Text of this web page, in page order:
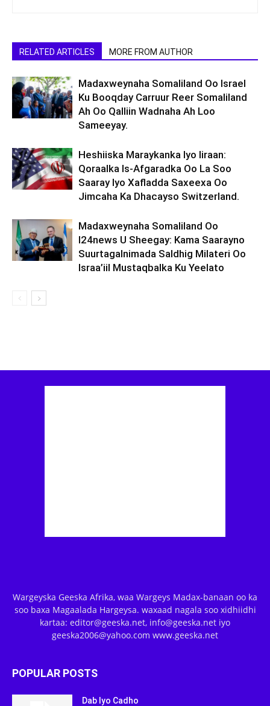
RELATED ARTICLES MORE FROM AUTHOR
Madaxweynaha Somaliland Oo Israel
Ku Booqday Carruur Reer Somaliland
Ah Oo Qalliin Wadnaha Ah Loo
Sameeyay.
Heshiiska Maraykanka Iyo Iiraan:
Qoraalka Is-Afgaradka Oo La Soo
Saaray Iyo Xafladda Saxeexa Oo
Jimcaha Ka Dhacayso Switzerland.
Madaxweynaha Somaliland Oo
I24news U Sheegay: Kama Saarayno
Suurtagalnimada Saldhig Milateri Oo
Israa’iil Mustaqbalka Ku Yeelato
Wargeyska Geeska Afrika, waa Wargeys Madax-banaan oo ka
soo baxa Magaalada Hargeysa. waxaad nagala soo xidhiidhi
kartaa: editor@geeska.net, info@geeska.net iyo
geeska2006@yahoo.com www.geeska.net
POPULAR POSTS
Dab Iyo Cadho